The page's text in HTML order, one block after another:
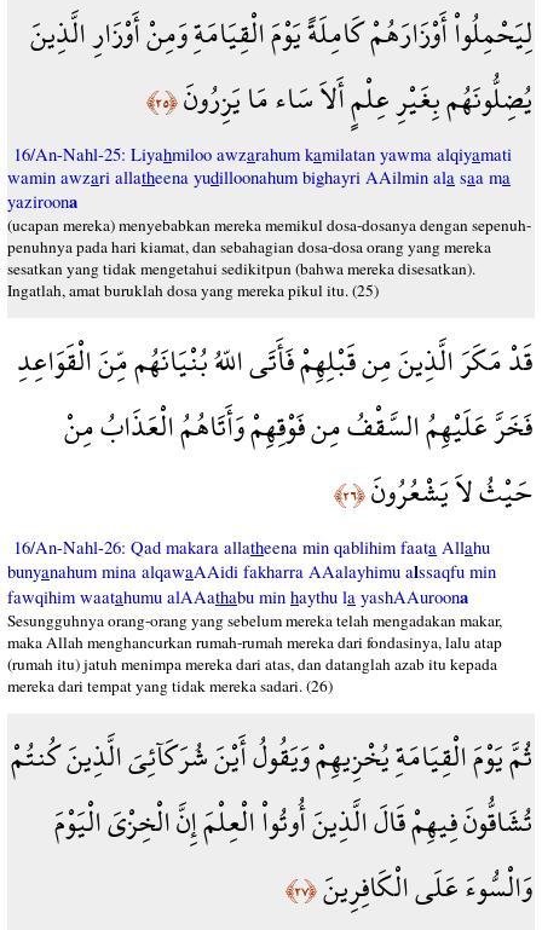
لِيَحْمِلُواْ أَوْزَارَهُمْ كَامِلَةً يَوْمَ الْقِيَامَةِ وَمِنْ أَوْزَارِ الَّذِينَ
يُضِلُّونَهُم بِغَيْرِ عِلْمٍ أَلاَ سَاء مَا يَزِرُونَ﴿٢٥﴾
16/An-Nahl-25: Liyahmiloo awzarahum kamilatan yawma alqiyamati
wamin awzari allatheena yudilloonahum bighayri AAilmin ala saa ma
yaziroona
(ucapan mereka) menyebabkan mereka memikul dosa-dosanya dengan sepenuh-
penuhnya pada hari kiamat, dan sebahagian dosa-dosa orang yang mereka
sesatkan yang tidak mengetahui sedikitpun (bahwa mereka disesatkan).
Ingatlah, amat buruklah dosa yang mereka pikul itu. (25)
قَدْ مَكَرَ الَّذِينَ مِن قَبْلِهِمْ فَأَتَى اللّهُ بُنْيَانَهُم مِّنَ الْقَوَاعِدِ
فَخَرَّ عَلَيْهِمُ السَّقْفُ مِن فَوْقِهِمْ وَأَتَاهُمُ الْعَذَابُ مِنْ
حَيْثُ لاَ يَشْعُرُونَ﴿٢٦﴾
16/An-Nahl-26: Qad makara allatheena min qablihim faata Allahu
bunyanahum mina alqawaAAidi fakharra AAalayhimu alssaqfu min
fawqihim waatahumu alAAathabu min haythu la yashAAuroona
Sesungguhnya orang-orang yang sebelum mereka telah mengadakan makar,
maka Allah menghancurkan rumah-rumah mereka dari fondasinya, lalu atap
(rumah itu) jatuh menimpa mereka dari atas, dan datanglah azab itu kepada
mereka dari tempat yang tidak mereka sadari. (26)
ثُمَّ يَوْمَ الْقِيَامَةِ يُخْزِيهِمْ وَيَقُولُ أَيْنَ شُرَكَآئِيَ الَّذِينَ كُنتُمْ
تُشَاقُّونَ فِيهِمْ قَالَ الَّذِينَ أُوتُواْ الْعِلْمَ إِنَّ الْخِزْيَ الْيَوْمَ
وَالْسُّوءَ عَلَى الْكَافِرِينَ﴿٢٧﴾